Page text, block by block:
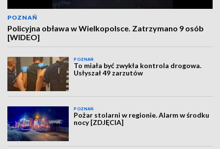
POZNAŃ
Policyjna obława w Wielkopolsce. Zatrzymano 9 osób
[WIDEO]
POZNAŃ
To miała być zwykła kontrola drogowa.
Usłyszał 49 zarzutów
POZNAŃ
Pożar stolarni w regionie. Alarm w środku
nocy [ZDJĘCIA]